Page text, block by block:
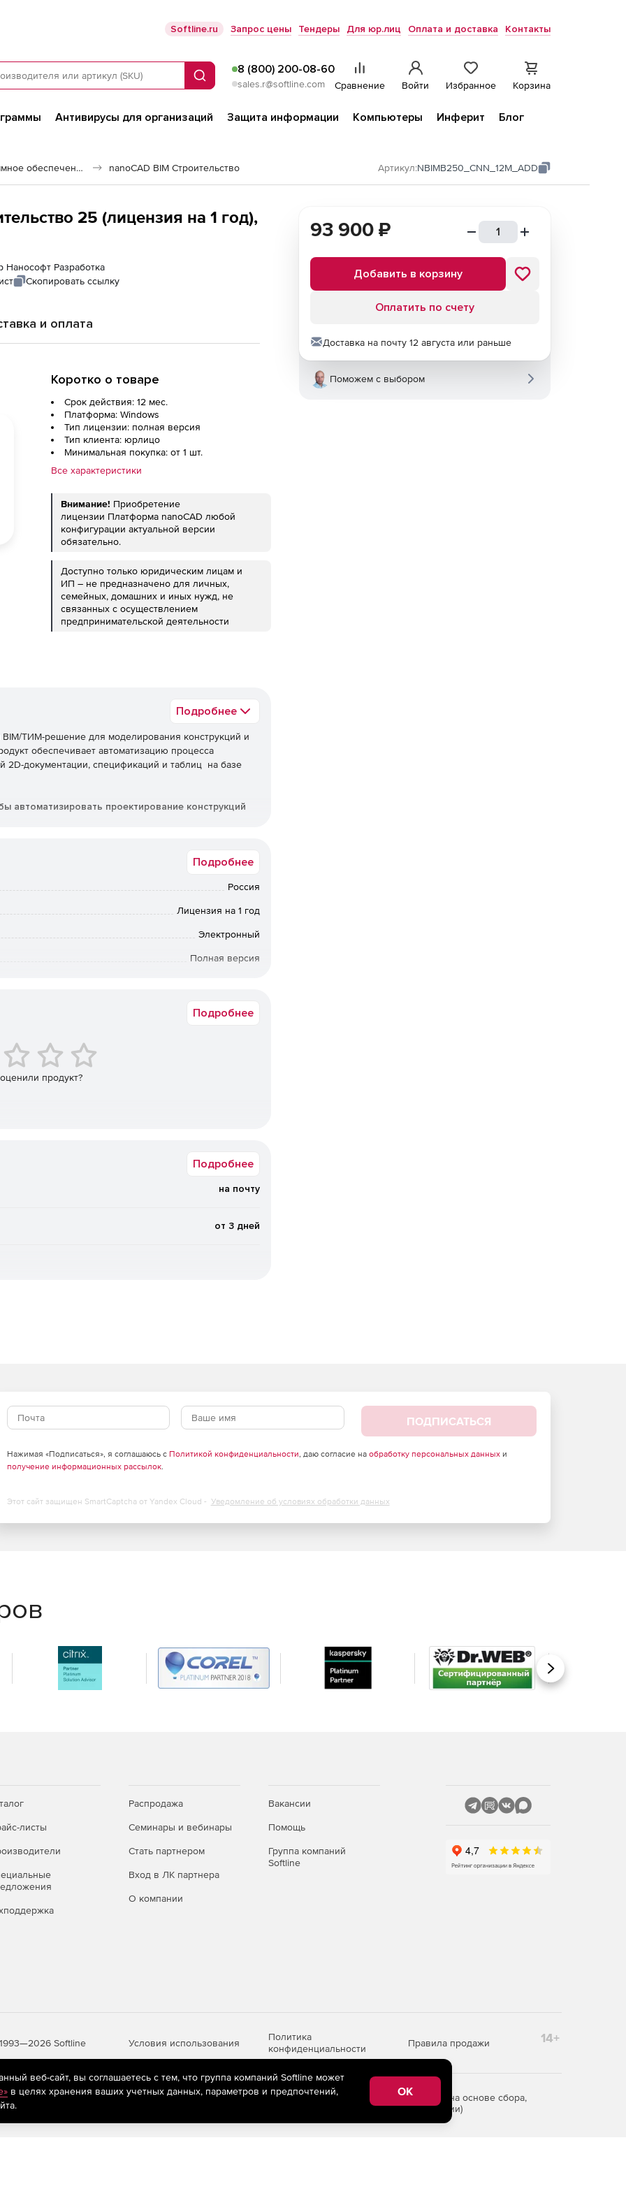
Softline.ru Запрос цены Тендеры Для юр.лиц Оплата и доставка Контакты
Поиск
8 (800) 200-08-60
sales.r@softline.com Сравнение Войти Избранное Корзина
Антивирусы для организаций Защита информации Компьютеры Инферит
Блог
Строительное программное обеспечение nanoCAD BIM Строительство Артикул:NBIMB250_CNN_12M_ADD
25 (лицензия на 1 год),
Нанософт Разработка
Скопировать ссылку
и оплата
Коротко о товаре
Срок действия: 12 мес.
Платформа: Windows
Тип лицензии: полная версия
Тип клиента: юрлицо
Минимальная покупка: от 1 шт.
Все характеристики
Внимание! Приобретение
лицензии Платформа nanoCAD любой
конфигурации актуальной версии
обязательно.
Доступно только юридическим лицам и
ИП – не предназначено для личных,
семейных, домашних и иных нужд, не
связанных с осуществлением
предпринимательской деятельности
Подробнее
BIM/ТИМ-решение для моделирования конструкций и
обеспечивает автоматизацию процесса
2D-документации, спецификаций и таблиц на базе
автоматизировать проектирование конструкций
кровля, балка и колонна, металлическая пластина,
создание максимально детальной 3D-модели
материалов для достижения
обновление геометрии, вычисление объемов,
армирование конструкций вручную или в
болтовых и сварных соединений.
наполнения библиотеки объектами со встроенной
дилера Softline Store по доступной цене.
Подробнее
Россия
Лицензия на 1 год
Электронный
Полная версия
Подробнее
продукт?
Подробнее
на почту
от 3 дней
93 900 ₽
Добавить в корзину
Оплатить по счету
Доставка на почту 12 августа или раньше
Поможем с выбором
ПОДПИСАТЬСЯ
Нажимая «Подписаться», я соглашаюсь с Политикой конфиденциальности, даю согласие на обработку персональных данныхи
получение информационных рассылок.
Этот сайт защищен SmartCaptcha от Yandex Cloud - Уведомление об условиях обработки данных
Вперед
листы
Распродажа
Семинары и вебинары
Стать партнером
Вход в ЛК партнера
О компании
Вакансии
Помощь
Группа компаний
Softline
Softline Условия использования
Политика
конфиденциальности
Правила продажи 14+
рекомендательные технологии (информационные технологии предоставления информации на основе сбора,
пользователей сети «Интернет», находящихся на территории Российской Федерации)
веб-сайт, вы соглашаетесь с тем, что группа компаний Softline может
в целях хранения ваших учетных данных, параметров и предпочтений,
OK